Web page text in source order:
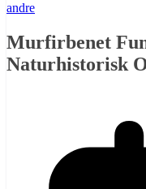
andre
Murfirbenet
Naturhistorisk